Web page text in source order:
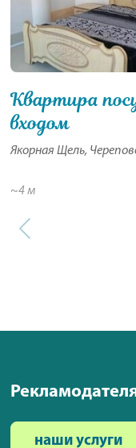
Квартира
входом
Якорная Щель,
~4 м
наши услуги